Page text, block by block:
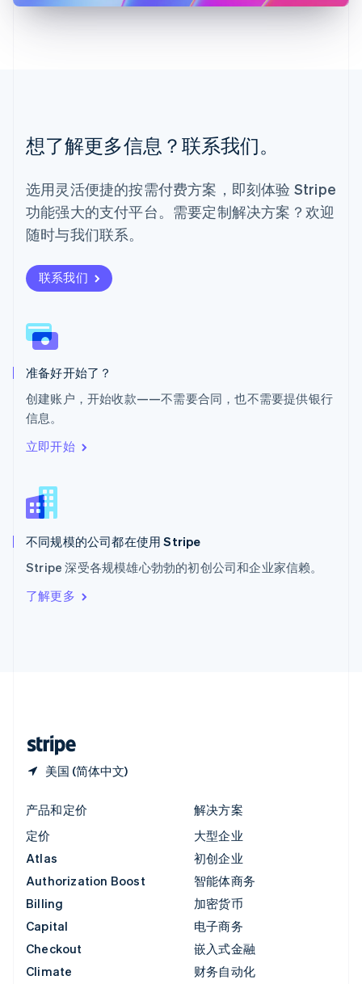
想了解更多信息？联系我们。
选用灵活便捷的按需付费方案，即刻体验 Stripe
功能强大的支付平台。需要定制解决方案？欢迎
随时与我们联系。
联系我们
准备好开始了？
创建账户，开始收款——不需要合同，也不需要提供银行
信息。
立即开始
不同规模的公司都在使用 Stripe
Stripe 深受各规模雄心勃勃的初创公司和企业家信赖。
了解更多
美国 (简体中文)
English简体中文
PortuguêsEnglish
日本
瑞典
SvenskaEnglish
瑞士
DeutschFrançaisItaliano
English
斯洛伐克
斯洛文尼亚
English
泰国
ไทยEnglish
English
西班牙
Español
新加坡
新西兰
English
匈牙利
English
ItalianoEnglish
English
产品和定价
定价
Atlas
Authorization Boost
Billing
Capital
Checkout
Climate
解决方案
大型企业
初创企业
智能体商务
加密货币
电子商务
嵌入式金融
财务自动化